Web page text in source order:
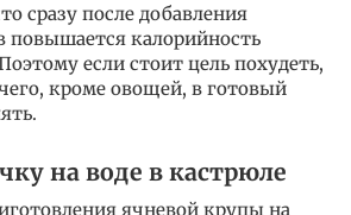
сразу после добавления
калорийность
если стоит цель похудеть,
кроме овощей, в готовый
на воде в кастрюле
ячневой крупы на